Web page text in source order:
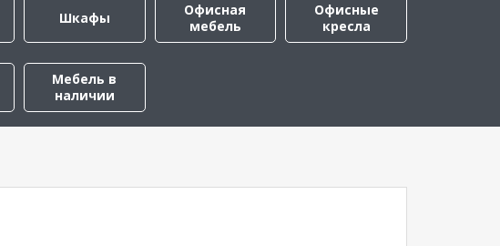
Шкафы
Офисная
мебель
Офисные
кресла
Мебель в
наличии